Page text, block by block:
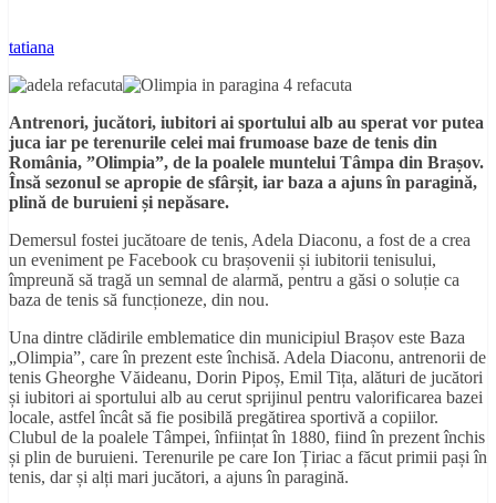
tatiana
Antrenori, jucători, iubitori ai sportului alb au sperat vor putea
juca iar pe terenurile celei mai frumoase baze de tenis din
România, ”Olimpia”, de la poalele muntelui Tâmpa din Brașov.
Însă sezonul se apropie de sfârșit, iar baza a ajuns în paragină,
plină de buruieni și nepăsare.
Demersul fostei jucătoare de tenis, Adela Diaconu, a fost de a crea
un eveniment pe Facebook cu brașovenii și iubitorii tenisului,
împreună să tragă un semnal de alarmă, pentru a găsi o soluție ca
baza de tenis să funcționeze, din nou.
Una dintre clădirile emblematice din municipiul Brașov este Baza
„Olimpia”, care în prezent este închisă. Adela Diaconu, antrenorii de
tenis Gheorghe Văideanu, Dorin Pipoș, Emil Tița, alături de jucători
și iubitori ai sportului alb au cerut sprijinul pentru valorificarea bazei
locale, astfel încât să fie posibilă pregătirea sportivă a copiilor.
Clubul de la poalele Tâmpei, înființat în 1880, fiind în prezent închis
și plin de buruieni. Terenurile pe care Ion Țiriac a făcut primii pași în
tenis, dar și alți mari jucători, a ajuns în paragină.